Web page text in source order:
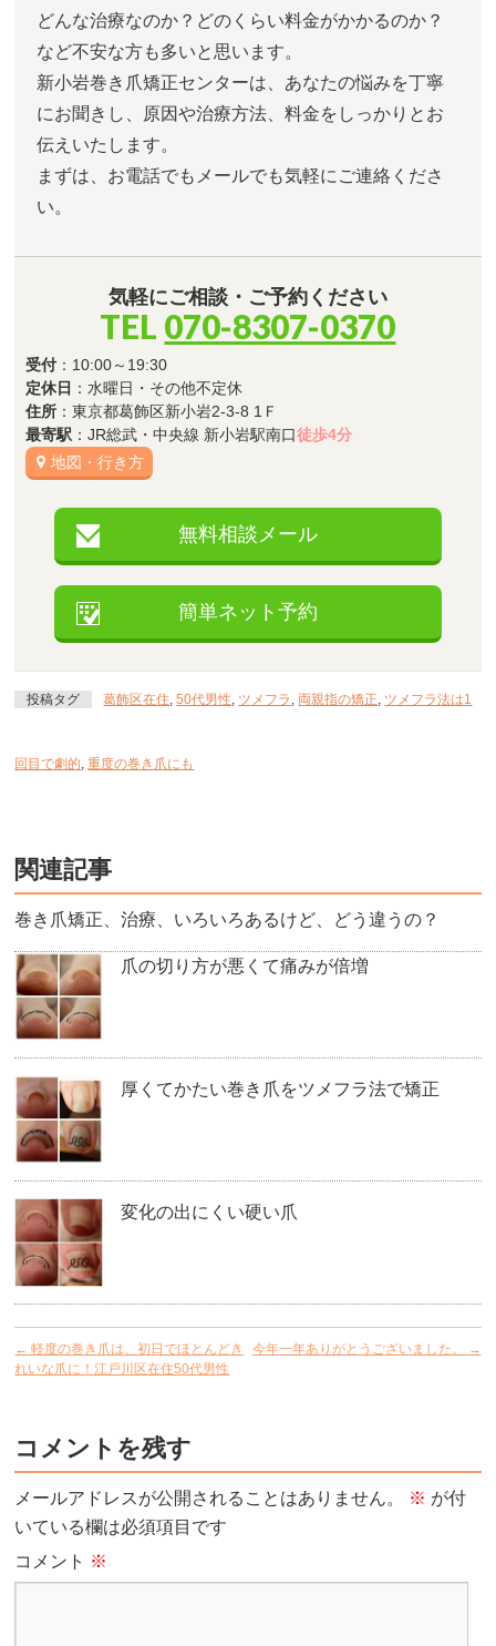
どんな治療なのか？どのくらい料金がかかるのか？
など不安な方も多いと思います。
新小岩巻き爪矯正センターは、あなたの悩みを丁寧
にお聞きし、原因や治療方法、料金をしっかりとお
伝えいたします。
まずは、お電話でもメールでも気軽にご連絡くださ
い。
気軽にご相談・ご予約ください
TEL 070-8307-0370
受付 ：10:00～19:30
定休日 ：水曜日・その他不定休
住所 ：東京都葛飾区新小岩2-3-8 1Ｆ
最寄駅 ：JR総武・中央線 新小岩駅南口徒歩4分
地図・行き方
無料相談メール
簡単ネット予約
投稿タグ 葛飾区在住,50代男性, ツメフラ , 両親指の矯正, ツメフラ法は1
回目で劇的,重度の巻き爪にも
関連記事
巻き爪矯正、治療、いろいろあるけど、どう違うの？
爪の切り方が悪くて痛みが倍増
厚くてかたい巻き爪をツメフラ法で矯正
変化の出にくい硬い爪
← 軽度の巻き爪は、初日でほとんどき
れいな爪に！江戸川区在住50代男性
今年一年ありがとうございました。 →
コメントを残す
メールアドレスが公開されることはありません。 ※ が付
いている欄は必須項目です
コメント ※